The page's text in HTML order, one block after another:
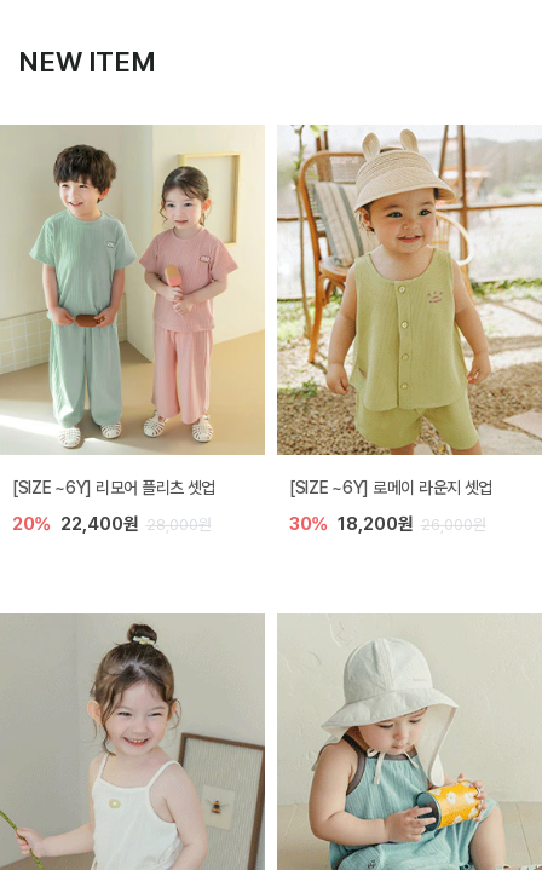
NEW ITEM
[SIZE ~6Y] 리모어 플리츠 셋업
20% 22,400원 28,000원
[SIZE ~6Y] 로메이 라운지 셋업
30% 18,200원 26,000원